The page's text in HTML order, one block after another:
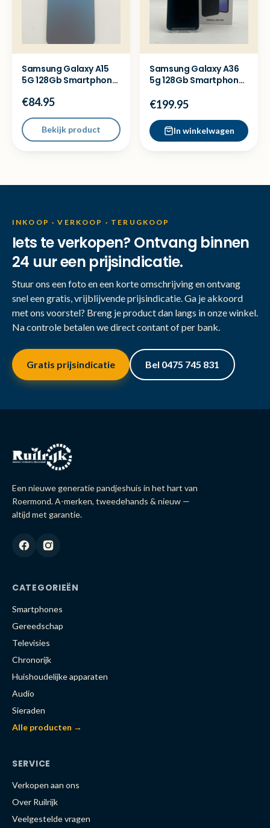
Samsung Galaxy A15
5G 128Gb Smartphone
€84.95
Bekijk product
Samsung Galaxy A36
5g 128Gb Smartphone
€199.95
In winkelwagen
INKOOP · VERKOOP · TERUGKOOP
Iets te verkopen? Ontvang binnen
24 uur een prijsindicatie.
Stuur ons een foto en een korte omschrijving en ontvang
snel een gratis, vrijblijvende prijsindicatie. Ga je akkoord
met ons voorstel? Breng je product dan langs in onze winkel.
Na controle betalen we direct contant of per bank.
Gratis prijsindicatie Bel 0475 745 831
Een nieuwe generatie pandjeshuis in het hart van
Roermond. A-merken, tweedehands & nieuw —
altijd met garantie.
CATEGORIEËN
Smartphones
Gereedschap
Televisies
Chronorijk
Huishoudelijke apparaten
Audio
Sieraden
Alle producten →
SERVICE
Verkopen aan ons
Over Ruilrijk
Veelgestelde vragen